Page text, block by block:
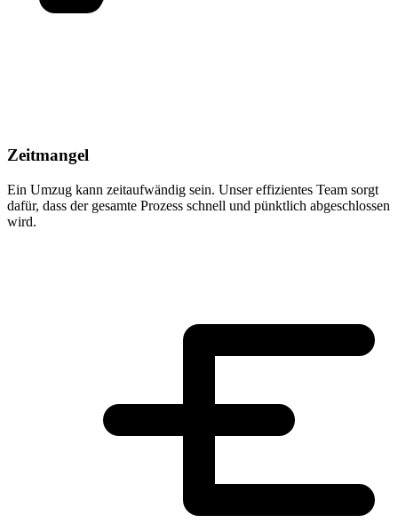
Zeitmangel
Ein Umzug kann zeitaufwändig sein. Unser effizientes Team sorgt
dafür, dass der gesamte Prozess schnell und pünktlich abgeschlossen
wird.